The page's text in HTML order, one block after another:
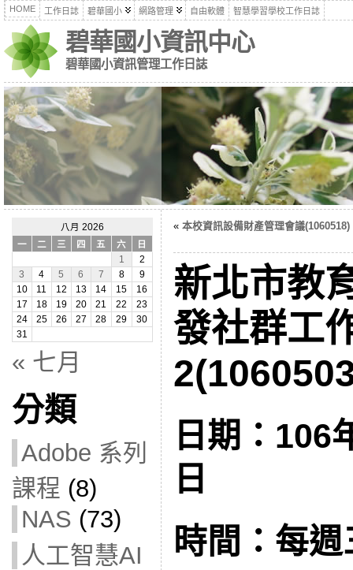
HOME 工作日誌 碧華國小 網路管理 自由軟體 智慧學習學校工作日誌
碧華國小資訊中心
碧華國小資訊管理工作日誌
八月 2026
一
二 三 四 五 六
日
1
2
3
4 5 6 7 8
9
10
11 12 13 14 15
16
17
18 19 20 21 22
23
24
25 26 27 28 29
30
31
« 七月
分類
Adobe 系列
課程 (8)
NAS (73)
人工智慧AI
« 本校資訊設備財產管理會議(1060518)
新北市教
發社群工
日期：106
日
時間：每